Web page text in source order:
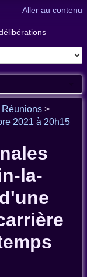
Aller au contenu
Réunions >
2021 à 20h15
la-